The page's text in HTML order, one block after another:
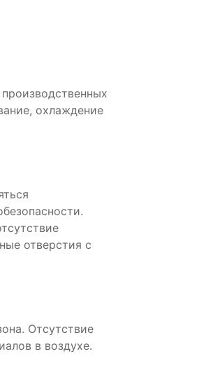
охлаждение
отверстия с
Отсутствие
в воздухе.